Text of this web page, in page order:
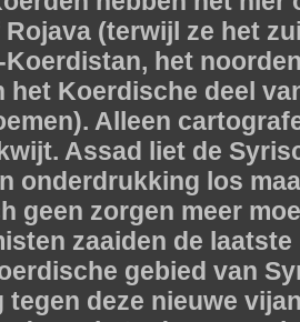
(terwijl ze het
het
het Koerdische deel
Alleen
Assad liet de
onderdrukking los
geen zorgen meer
zaaiden de
gebied van
deze nieuwe